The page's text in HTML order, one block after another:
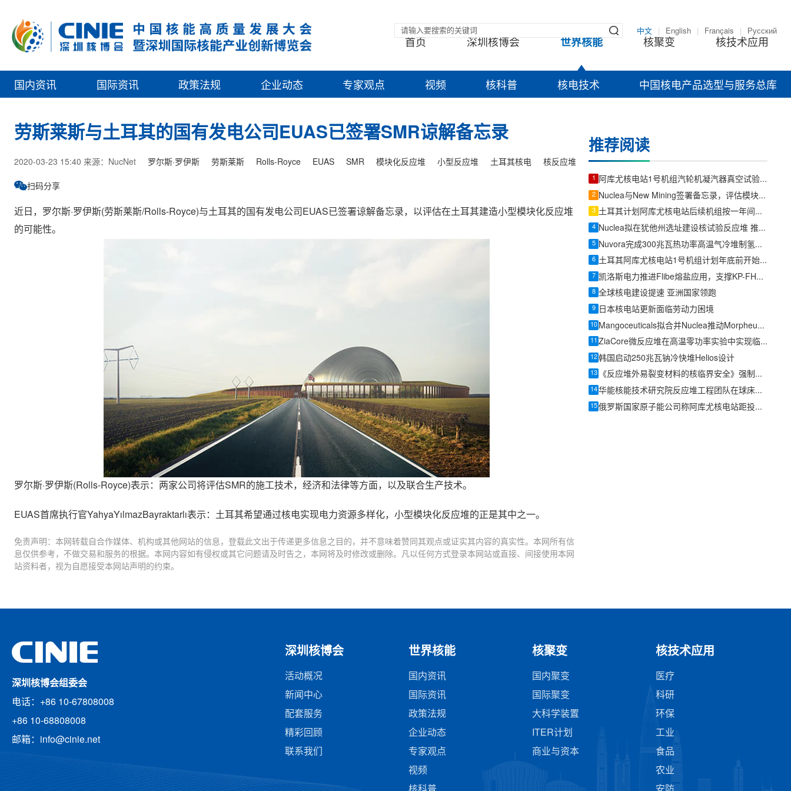
中文 English Français Русский
首页 深圳核博会 世界核能 核聚变 核技术应用
国内资讯 国际资讯 政策法规 企业动态 专家观点 视频 核科普 核电技术 中国核电产品选型与服务总库
劳斯莱斯与土耳其的国有发电公司EUAS已签署SMR谅解备忘录
2020-03-23 15:40 来源：NucNet 罗尔斯·罗伊斯 劳斯莱斯 Rolls-Royce EUAS SMR 模块化反应堆 小型反应堆 土耳其核电 核反应堆
扫码分享
近日，罗尔斯·罗伊斯(劳斯莱斯/Rolls-Royce)与土耳其的国有发电公司EUAS已签署谅解备忘录，以评估在土耳其建造小型模块化反应堆
的可能性。
罗尔斯·罗伊斯(Rolls-Royce)表示：两家公司将评估SMR的施工技术，经济和法律等方面，以及联合生产技术。
EUAS首席执行官YahyaYılmazBayraktarlı表示：土耳其希望通过核电实现电力资源多样化，小型模块化反应堆的正是其中之一。
免责声明：本网转载自合作媒体、机构或其他网站的信息，登载此文出于传递更多信息之目的，并不意味着赞同其观点或证实其内容的真实性。本网所有信
息仅供参考，不做交易和服务的根据。本网内容如有侵权或其它问题请及时告之，本网将及时修改或删除。凡以任何方式登录本网站或直接、间接使用本网
站资料者，视为自愿接受本网站声明的约束。
推荐阅读
1 阿库尤核电站1号机组汽轮机凝汽器真空试验顺利完成
2 Nuclea与New Mining签署备忘录，评估模块化反应堆为数据中心供电
3 土耳其计划阿库尤核电站后续机组按一年间隔投产
4 Nuclea拟在犹他州选址建设核试验反应堆 推进Morpheus微型反应堆部署
5 Nuvora完成300兆瓦热功率高温气冷堆制氢预可行性研究独立审查
6 土耳其阿库尤核电站1号机组计划年底前开始发电
7 凯洛斯电力推进Flibe熔盐应用，支撑KP-FHR高温反应堆开发
8 全球核电建设提速 亚洲国家领跑
9 日本核电站更新面临劳动力困境
10 Mangoceuticals拟合并Nuclea推动Morpheus微型反应堆上市
11 ZiaCore微反应堆在高温零功率实验中实现临界
12 韩国启动250兆瓦钠冷快堆Helios设计
13 《反应堆外易裂变材料的核临界安全》强制性国家标准修订稿公开征求意见
14 华能核能技术研究院反应堆工程团队在球床堆智能计算领域取得新进展
15 俄罗斯国家原子能公司称阿库尤核电站距投产调试仅剩数月
深圳核博会组委会
电话：+86 10-67808008
+86 10-68808008
邮箱：info@cinie.net
深圳核博会
活动概况
新闻中心
配套服务
精彩回顾
联系我们
世界核能
国内资讯
国际资讯
政策法规
企业动态
专家观点
视频
核聚变
国内聚变
国际聚变
大科学装置
ITER计划
商业与资本
核技术应用
医疗
科研
环保
工业
食品
农业